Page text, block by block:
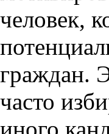
человек,
граждан.
часто